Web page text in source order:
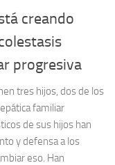
creando
progresiva
tres hijos, dos de los
familiar
de sus hijos han
y defensa a los
eso. Han